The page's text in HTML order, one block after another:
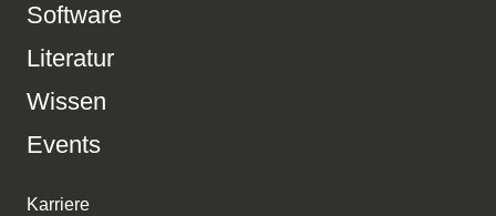
Software
Literatur
Wissen
Events
Karriere